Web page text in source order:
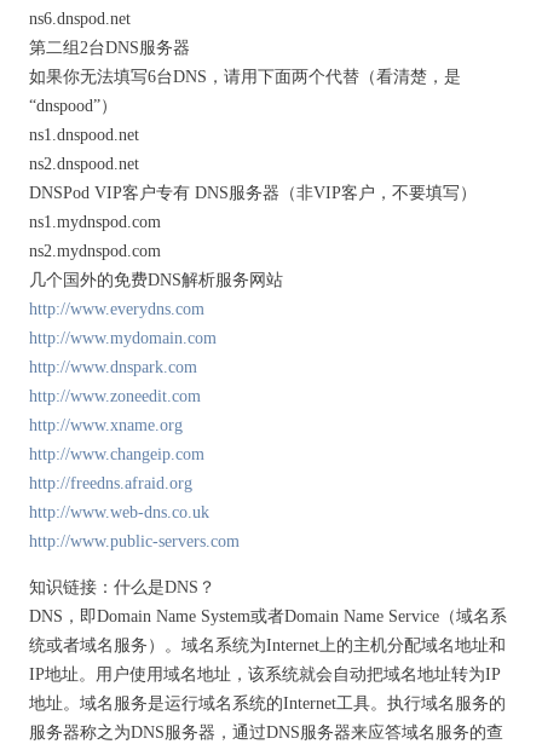
ns6.dnspod.net
第二组2台DNS服务器
如果你无法填写6台DNS，请用下面两个代替（看清楚，是
“dnspood”）
ns1.dnspood.net
ns2.dnspood.net
DNSPod VIP客户专有 DNS服务器（非VIP客户，不要填写）
ns1.mydnspod.com
ns2.mydnspod.com
几个国外的免费DNS解析服务网站
http://www.everydns.com
http://www.mydomain.com
http://www.dnspark.com
http://www.zoneedit.com
http://www.xname.org
http://www.changeip.com
http://freedns.afraid.org
http://www.web-dns.co.uk
http://www.public-servers.com
知识链接：什么是DNS？
DNS，即Domain Name System或者Domain Name Service（域名系
统或者域名服务）。域名系统为Internet上的主机分配域名地址和
IP地址。用户使用域名地址，该系统就会自动把域名地址转为IP
地址。域名服务是运行域名系统的Internet工具。执行域名服务的
服务器称之为DNS服务器，通过DNS服务器来应答域名服务的查